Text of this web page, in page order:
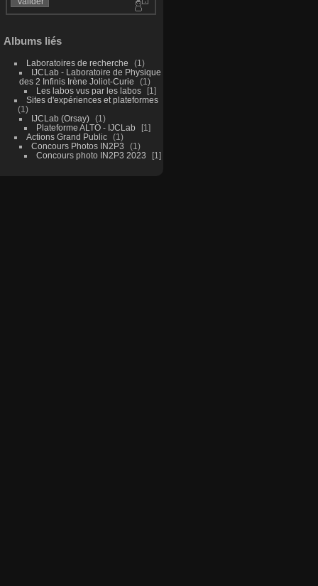
Albums liés
Laboratoires de recherche
1
IJCLab - Laboratoire de Physique
des 2 Infinis Irène Joliot-Curie
1
Les labos vus par les labos
1
Sites d'expériences et plateformes
1
IJCLab (Orsay)
1
Plateforme ALTO - IJCLab
1
Actions Grand Public
1
Concours Photos IN2P3
1
Concours photo IN2P3 2023
1